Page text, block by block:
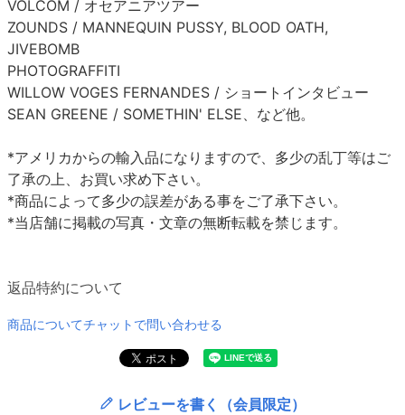
VOLCOM / オセアニアツアー
ZOUNDS / MANNEQUIN PUSSY, BLOOD OATH,
JIVEBOMB
PHOTOGRAFFITI
WILLOW VOGES FERNANDES / ショートインタビュー
SEAN GREENE / SOMETHIN' ELSE、など他。
*アメリカからの輸入品になりますので、多少の乱丁等はご
了承の上、お買い求め下さい。
*商品によって多少の誤差がある事をご了承下さい。
*当店舗に掲載の写真・文章の無断転載を禁じます。
返品特約について
商品についてチャットで問い合わせる
レビューを書く（会員限定）